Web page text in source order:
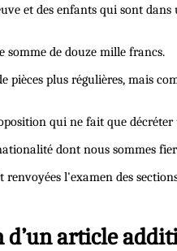
et des enfants qui sont
somme de douze mille francs.
plus régulières, mais
qui ne fait que
dont nous sommes
l'examen des
article